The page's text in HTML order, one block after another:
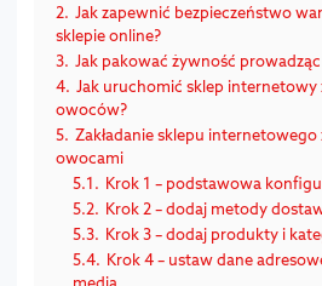
2. Jak zapewnić bezpieczeństwo
sklepie online?
3. Jak pakować żywność
4. Jak uruchomić sklep internetowy
owoców?
5. Zakładanie sklepu
owocami
5.1. Krok 1 – podstawowa
5.2. Krok 2 – dodaj metody
5.3. Krok 3 – dodaj produkty i
5.4. Krok 4 – ustaw dane